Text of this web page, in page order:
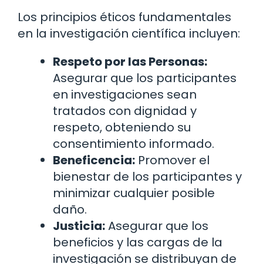
Los principios éticos fundamentales
en la investigación científica incluyen:
Respeto por las Personas:
Asegurar que los participantes
en investigaciones sean
tratados con dignidad y
respeto, obteniendo su
consentimiento informado.
Beneficencia: Promover el
bienestar de los participantes y
minimizar cualquier posible
daño.
Justicia:Asegurar que los
beneficios y las cargas de la
investigación se distribuyan de